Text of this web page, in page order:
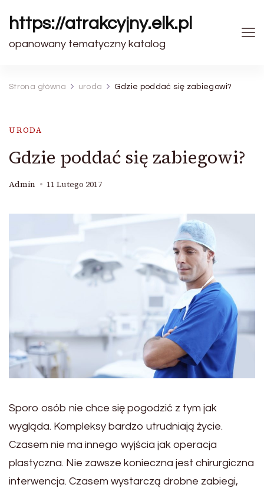
https://atrakcyjny.elk.pl
opanowany tematyczny katalog
Strona główna uroda Gdzie poddać się zabiegowi?
URODA
Gdzie poddać się zabiegowi?
Admin 11 Lutego 2017
Sporo osób nie chce się pogodzić z tym jak
wygląda. Kompleksy bardzo utrudniają życie.
Czasem nie ma innego wyjścia jak operacja
plastyczna. Nie zawsze konieczna jest chirurgiczna
interwencja. Czasem wystarczą drobne zabiegi,